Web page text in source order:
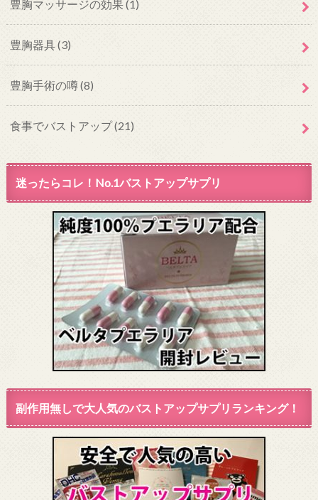
豊胸マッサージの効果(1)
豊胸器具(3)
豊胸手術の噂(8)
食事でバストアップ(21)
迷ったらコレ！No.1バストアップサプリ
副作用無しで大人気のバストアップサプリランキング！